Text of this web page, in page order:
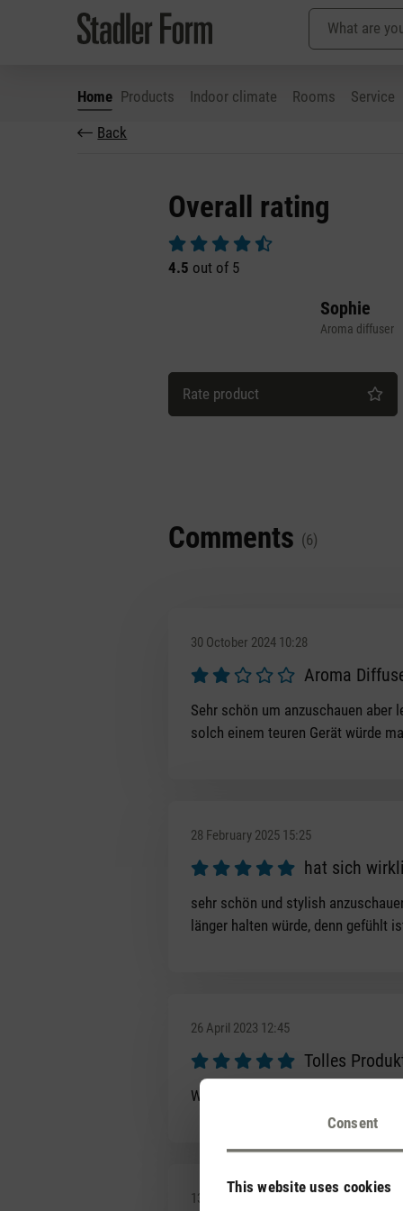
Consent
This website uses cookies
to main content
Skip to search
Skip to main navigation
Home Products Indoor climate Rooms Service
Back
Overall rating
Average rating of 4.5 out of 5 stars
4.5 out of 5
Sophie
Aroma diffuser
Rate product
Comments (6)
30 October 2024 10:28
Review with rating of 2 out of 5
Aroma
Sehr schön um anzuschauen aber
solch einem teuren Gerät würde
28 February 2025 15:25
Review with rating of 5 out of 5
hat sich
sehr schön und stylish
länger halten würde, denn gefühlt
26 April 2023 12:45
Review with rating of 5 out of 5
Tolles
Wunderbar die Sophie :-) Jetzt
13 April 2023 07:47